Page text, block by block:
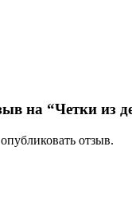
на “Четки
отзыв.